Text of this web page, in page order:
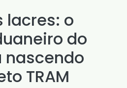
lacres: o
do
nascendo
TRAM